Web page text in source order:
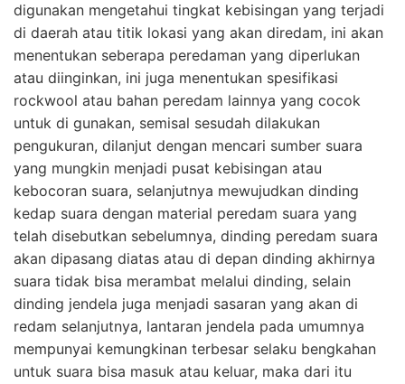
digunakan mengetahui tingkat kebisingan yang terjadi
di daerah atau titik lokasi yang akan diredam, ini akan
menentukan seberapa peredaman yang diperlukan
atau diinginkan, ini juga menentukan spesifikasi
rockwool atau bahan peredam lainnya yang cocok
untuk di gunakan, semisal sesudah dilakukan
pengukuran, dilanjut dengan mencari sumber suara
yang mungkin menjadi pusat kebisingan atau
kebocoran suara, selanjutnya mewujudkan dinding
kedap suara dengan material peredam suara yang
telah disebutkan sebelumnya, dinding peredam suara
akan dipasang diatas atau di depan dinding akhirnya
suara tidak bisa merambat melalui dinding, selain
dinding jendela juga menjadi sasaran yang akan di
redam selanjutnya, lantaran jendela pada umumnya
mempunyai kemungkinan terbesar selaku bengkahan
untuk suara bisa masuk atau keluar, maka dari itu